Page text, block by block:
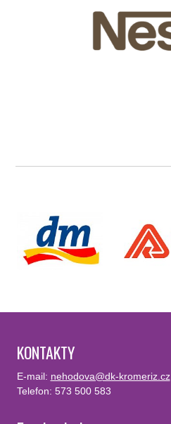
KONTAKTY
E-mail: nehodova@dk-kromeriz.cz
Telefon: 573 500 583